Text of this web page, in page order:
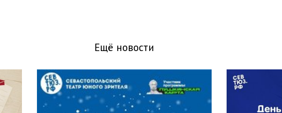
Ещё новости